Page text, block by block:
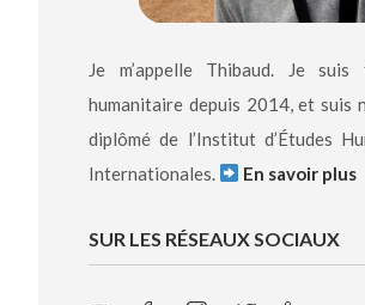
Je m’appelle Thibaud. Je suis
humanitaire depuis 2014, et suis
diplômé de l’Institut d’Études
Internationales.
En savoir plus
SUR LES RÉSEAUX SOCIAUX